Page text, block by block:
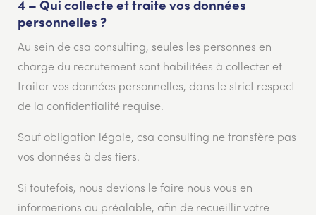
4 – Qui collecte et traite vos données
personnelles ?
Au sein de csa consulting, seules les personnes en
charge du recrutement sont habilitées à collecter et
traiter vos données personnelles, dans le strict respect
de la confidentialité requise.
Sauf obligation légale, csa consulting ne transfère pas
vos données à des tiers.
Si toutefois, nous devions le faire nous vous en
informerions au préalable, afin de recueillir votre